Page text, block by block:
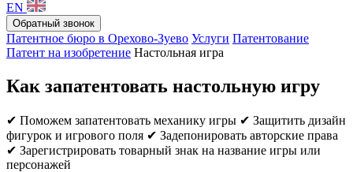
EN
Обратный звонок
Патентное бюро в Орехово-Зуево Услуги Патентование
Патент на изобретение Настольная игра
Как запатентовать настольную игру
✔ Поможем запатентовать механику игры ✔ Защитить дизайн
фигурок и игрового поля ✔ Задепонировать авторские права
✔ Зарегистрировать товарный знак на название игры или
персонажей